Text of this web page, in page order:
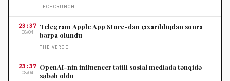
TECHCRUNCH
23:37
08/04
Telegram Apple App Store-dan çıxarıldıqdan sonra
bərpa olundu
THE VERGE
23:37
08/04
OpenAI-nin influencer tətili sosial mediada tənqidə
səbəb oldu